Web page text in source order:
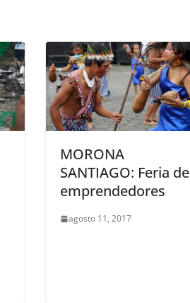
MORONA
SANTIAGO: Feria de
emprendedores
agosto 11, 2017